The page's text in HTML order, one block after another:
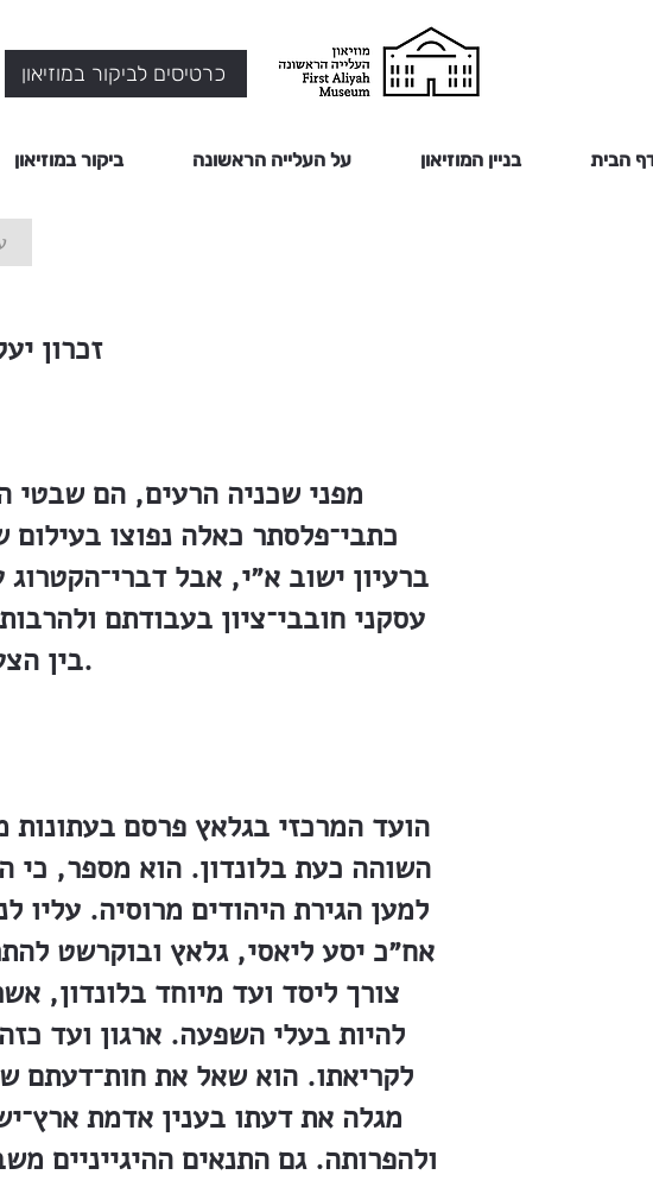
כרטיסים לביקור במוזיאון
הבית בניין המוזיאון על העלייה הראשונה ביקור במוזיאון
זכרון
מפני שכניה הרעים, הם שבטי
כתבי־פלסתר כאלה נפוצו
ברעיון ישוב א״י, אבל
עסקני חובבי־ציון בעבודתם
בין הצעירים תלמידי בתי־הספר השונים״.
הועד המרכזי בגלאץ פרסם
השוהה כעת בלונדון. הוא מספר, כי
למען הגירת היהודים מרוסיה. עליו
אח״כ יסע ליאסי, גלאץ ובוקרשט
צורך ליסד ועד מיוחד בלונדון,
להיות בעלי השפעה. ארגון ועד
לקריאתו. הוא שאל את חות־דעתם
מגלה את דעתו בענין אדמת
ולהפרותה. גם התנאים ההיגייניים